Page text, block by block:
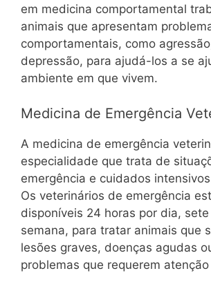
em medicina comportamental
animais que apresentam
comportamentais, como
depressão, para ajudá-los a se
ambiente em que vivem.
Medicina de Emergência
A medicina de emergência
especialidade que trata de
emergência e cuidados
Os veterinários de emergência
disponíveis 24 horas por dia,
semana, para tratar animais que
lesões graves, doenças agudas
problemas que requerem